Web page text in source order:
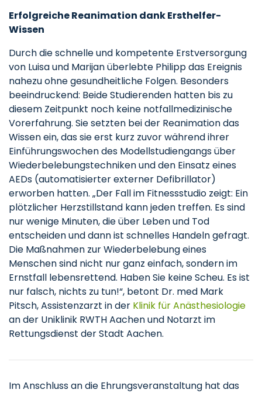
Erfolgreiche Reanimation dank Ersthelfer-
Wissen
Durch die schnelle und kompetente Erstversorgung
von Luisa und Marijan überlebte Philipp das Ereignis
nahezu ohne gesundheitliche Folgen. Besonders
beeindruckend: Beide Studierenden hatten bis zu
diesem Zeitpunkt noch keine notfallmedizinische
Vorerfahrung. Sie setzten bei der Reanimation das
Wissen ein, das sie erst kurz zuvor während ihrer
Einführungswochen des Modellstudiengangs über
Wiederbelebungstechniken und den Einsatz eines
AEDs (automatisierter externer Defibrillator)
erworben hatten. „Der Fall im Fitnessstudio zeigt: Ein
plötzlicher Herzstillstand kann jeden treffen. Es sind
nur wenige Minuten, die über Leben und Tod
entscheiden und dann ist schnelles Handeln gefragt.
Die Maßnahmen zur Wiederbelebung eines
Menschen sind nicht nur ganz einfach, sondern im
Ernstfall lebensrettend. Haben Sie keine Scheu. Es ist
nur falsch, nichts zu tun!“, betont Dr. med Mark
Pitsch, Assistenzarzt in der Klinik für Anästhesiologie
an der Uniklinik RWTH Aachen und Notarzt im
Rettungsdienst der Stadt Aachen.
Im Anschluss an die Ehrungsveranstaltung hat das